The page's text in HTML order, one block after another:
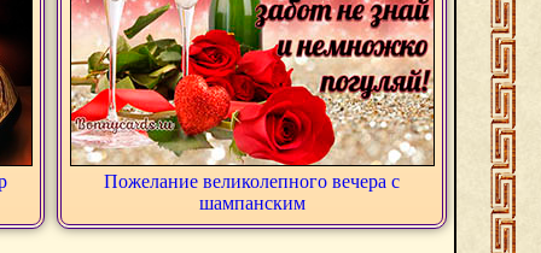
Пожелание великолепного вечера с
шампанским